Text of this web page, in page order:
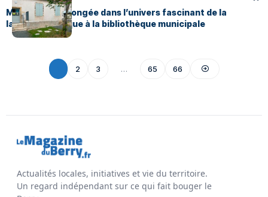
Meillant. Une plongée dans l’univers fascinant de la
lanterne magique à la bibliothèque municipale
2 3 … 65 66
Actualités locales, initiatives et vie du territoire.
Un regard indépendant sur ce qui fait bouger le